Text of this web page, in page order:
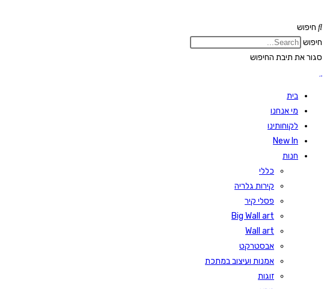
to
content
חיפוש
חיפוש
סגור את תיבת החיפוש
בית
מי אנחנו
לקוחותינו
New In
חנות
כללי
קירות גלריה
פסלי קיר
Big Wall art
Wall art
אבסטרקט
אמנות ועיצוב במתכת
זוגות